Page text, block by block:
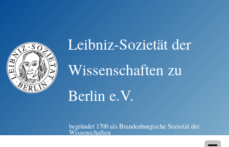
Leibniz-Sozietät der
Wissenschaften zu
Berlin e.V.
begründet 1700 als Brandenburgische Sozietät der
Wissenschaften